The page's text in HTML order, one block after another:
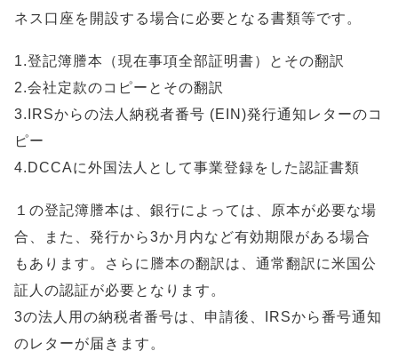
ネス口座を開設する場合に必要となる書類等です。
1.登記簿謄本（現在事項全部証明書）とその翻訳
2.会社定款のコピーとその翻訳
3.IRSからの法人納税者番号 (EIN)発行通知レターのコ
ピー
4.DCCAに外国法人として事業登録をした認証書類
１の登記簿謄本は、銀行によっては、原本が必要な場
合、また、発行から3か月内など有効期限がある場合
もあります。さらに謄本の翻訳は、通常翻訳に米国公
証人の認証が必要となります。
3の法人用の納税者番号は、申請後、IRSから番号通知
のレターが届きます。